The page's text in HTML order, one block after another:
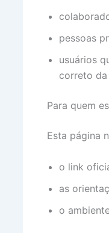
pessoas
usuários
correto da
Para quem
Esta página
o link
as
o